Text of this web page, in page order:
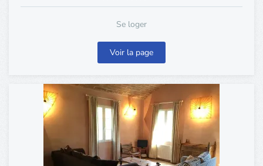
Se loger
Voir la page